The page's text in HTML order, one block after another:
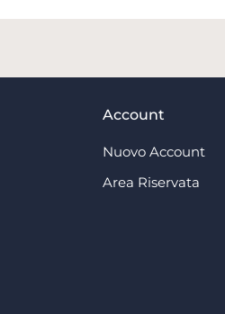
Account
Nuovo Account
Area Riservata